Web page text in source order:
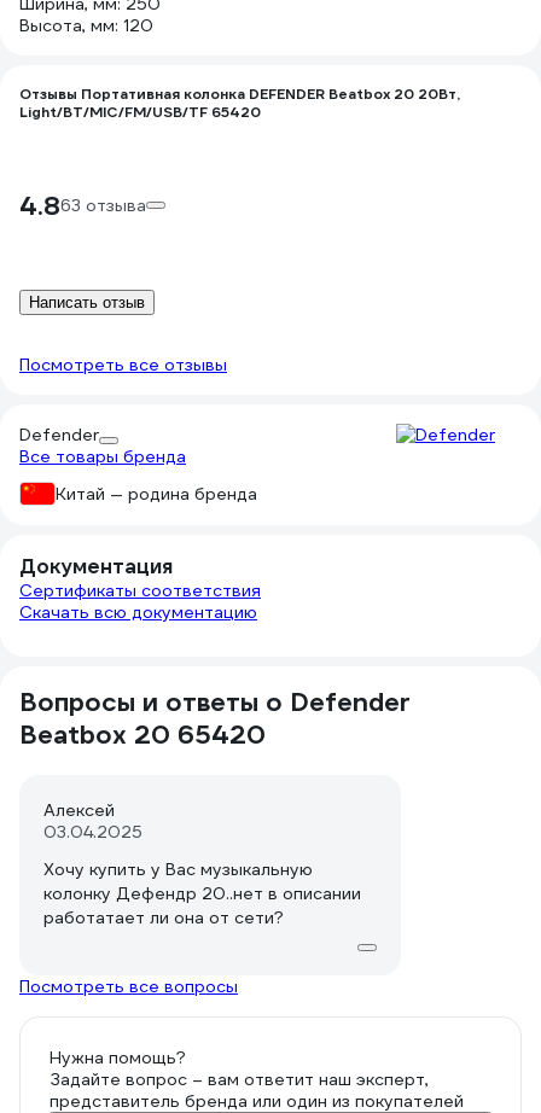
Высота, мм: 120
Отзывы Портативная колонка DEFENDER Beatbox 20 20Вт,
Light/BT/MIC/FM/USB/TF 65420
4.863 отзыва
Написать отзыв
Посмотреть все отзывы
Defender
Все товары бренда
Китай — родина бренда
Документация
Сертификаты соответствия
Скачать всю документацию
Вопросы и ответы о Defender
Beatbox 20 65420
Алексей
03.04.2025
Хочу купить у Вас музыкальную
колонку Дефендр 20..нет в описании
работатает ли она от сети?
Посмотреть все вопросы
Нужна помощь?
Задайте вопрос – вам ответит наш эксперт,
представитель бренда или один из покупателей